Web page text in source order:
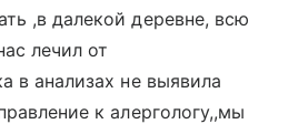
,в далекой деревне, всю
лечил от
в анализах не выявила
к алергологу,,мы